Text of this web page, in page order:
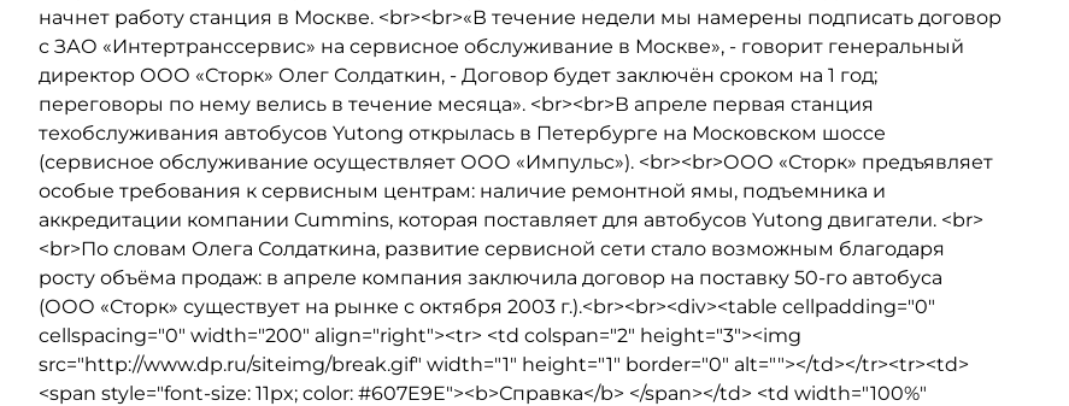
начнет работу станция в Москве. <br><br>«В течение недели мы намерены подписать договор
с ЗАО «Интертранссервис» на сервисное обслуживание в Москве», - говорит генеральный
директор ООО «Сторк» Олег Солдаткин, - Договор будет заключён сроком на 1 год;
переговоры по нему велись в течение месяца». <br><br>В апреле первая станция
техобслуживания автобусов Yutong открылась в Петербурге на Московском шоссе
(сервисное обслуживание осуществляет ООО «Импульс»). <br><br>ООО «Сторк» предъявляет
особые требования к сервисным центрам: наличие ремонтной ямы, подъемника и
аккредитации компании Cummins, которая поставляет для автобусов Yutong двигатели. <br>
<br>По словам Олега Солдаткина, развитие сервисной сети стало возможным благодаря
росту объёма продаж: в апреле компания заключила договор на поставку 50-го автобуса
(ООО «Сторк» существует на рынке с октября 2003 г.).<br><br><div><table cellpadding="0"
cellspacing="0" width="200" align="right"><tr> <td colspan="2" height="3"><img
src="http://www.dp.ru/siteimg/break.gif" width="1" height="1" border="0" alt=""></td></tr><tr><td>
<span style="font-size: 11px; color: #607E9E"><b>Справка</b> </span></td> <td width="100%"